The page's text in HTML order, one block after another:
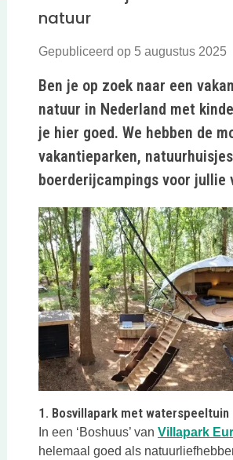
natuur
Gepubliceerd op 5 augustus 2025
Ben je op zoek naar een
natuur in Nederland met
je hier goed. We hebben de
vakantieparken,
boerderijcampings voor jullie
1. Bosvillapark met waterspeeltuin
In een ‘Boshuus’ van Villapark
helemaal goed als